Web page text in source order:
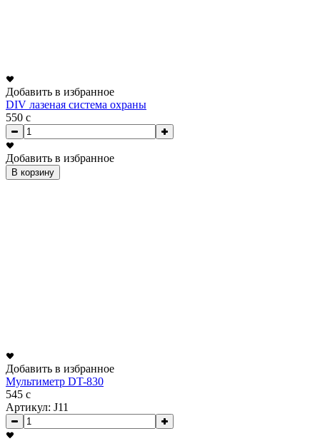
Добавить в избранное
DIV лазеная система охраны
550 c
Добавить в избранное
В корзину
Добавить в избранное
Мультиметр DT-830
545 c
Артикул: J11